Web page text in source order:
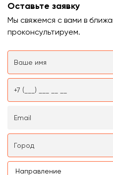
Оставьте заявку
Мы свяжемся с вами в
проконсультируем.